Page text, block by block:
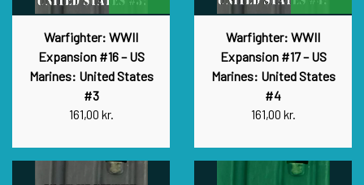
Warfighter: WWII
Expansion #16 – US
Marines: United States
#3
161,00 kr.
Warfighter: WWII
Expansion #17 – US
Marines: United States
#4
161,00 kr.